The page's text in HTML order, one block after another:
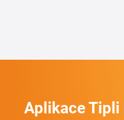
Aplikace Tipli